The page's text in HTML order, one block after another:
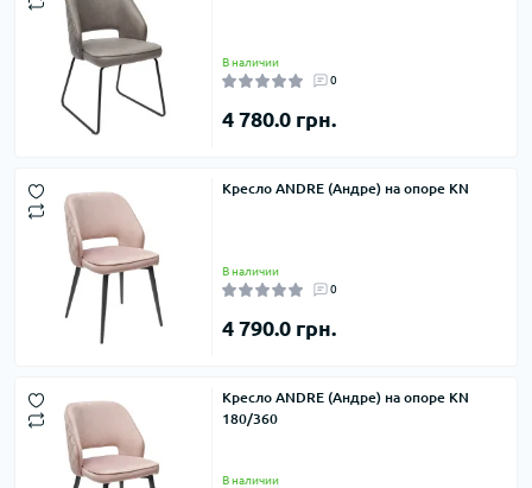
В наличии
0
4 780.0 грн.
Кресло ANDRE (Андре) на опоре KN
В наличии
0
4 790.0 грн.
Кресло ANDRE (Андре) на опоре KN
180/360
В наличии